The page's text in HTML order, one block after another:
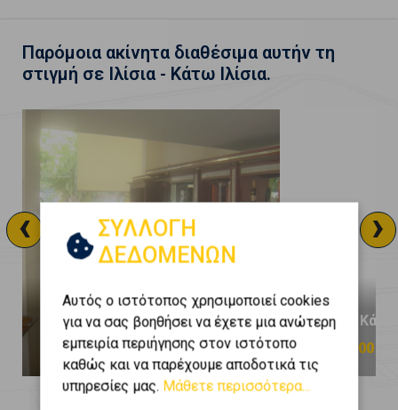
Παρόμοια ακίνητα διαθέσιμα αυτήν τη
στιγμή σε Ιλίσια - Κάτω Ιλίσια.
Ιλίσια - Κάτω Ιλίσια
530.000 €
Ιλίσια - Κάτω
1.175.000 €
‹ ›
ΣΥΛΛΟΓΗ
ΔΕΔΟΜΕΝΩΝ
Αυτός ο ιστότοπος χρησιμοποιεί cookies
για να σας βοηθήσει να έχετε μια ανώτερη
εμπειρία περιήγησης στον ιστότοπο
καθώς και να παρέχουμε αποδοτικά τις
υπηρεσίες μας. Μάθετε περισσότερα...